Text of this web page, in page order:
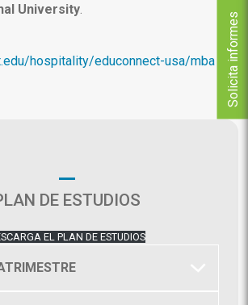
Solicita informes
University.
hospitality/educonnect-usa/mba
DE ESTUDIOS
EL PLAN DE ESTUDIOS